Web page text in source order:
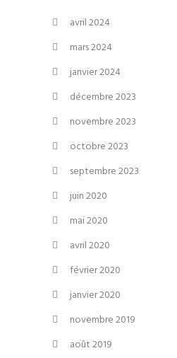
avril 2024
mars 2024
janvier 2024
décembre 2023
novembre 2023
octobre 2023
septembre 2023
juin 2020
mai 2020
avril 2020
février 2020
janvier 2020
novembre 2019
août 2019